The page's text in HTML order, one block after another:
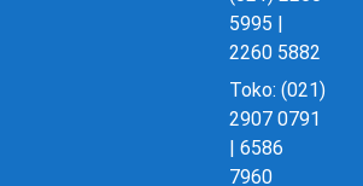
5995 |
2260 5882
Toko: (021)
2907 0791
| 6586
7960